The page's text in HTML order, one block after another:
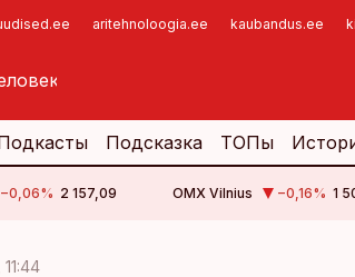
aritehnoloogia.ee kaubandus.ee
Подсказка ТОПы
−0,06% 2 157,09 OMX Vilnius −0,16% 1
11:44